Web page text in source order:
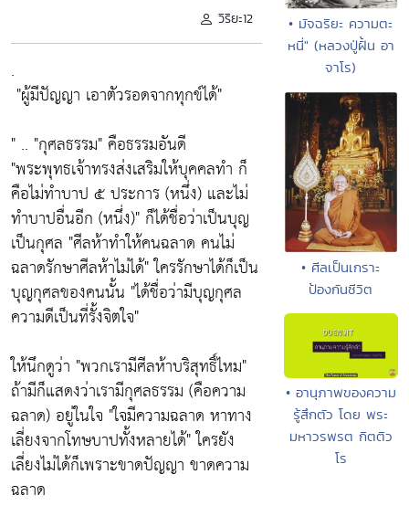
วิริยะ12
.
"ผู้มีปัญญา เอาตัวรอดจากทุกข์ได้"
" .. "กุศลธรรม"คือธรรมอันดี
"พระพุทธเจ้าทรงส่งเสริมให้บุคคลทำ ก็
คือไม่ทำบาป ๕ ประการ (หนึ่ง) และไม่
ทำบาปอื่นอีก (หนึ่ง)" ก็ได้ชื่อว่าเป็นบุญ
เป็นกุศล "ศีลห้าทำให้คนฉลาด คนไม่
ฉลาดรักษาศีลห้าไม่ได้"ใครรักษาได้ก็เป็น
บุญกุศลของคนนั้น "ได้ชื่อว่ามีบุญกุศล
ความดีเป็นที่รั้งจิตใจ"
ให้นึกดูว่า "พวกเรามีศีลห้าบริสุทธิ์ไหม"
ถ้ามีก็แสดงว่าเรามีกุศลธรรม (คือความ
ฉลาด) อยู่ในใจ "ใจมีความฉลาด หาทาง
เลี่ยงจากโทษบาปทั้งหลายได้"ใครยัง
เลี่ยงไม่ได้ก็เพราะขาดปัญญา ขาดความ
ฉลาด
• มัจฉริยะ ความตะ
หนี่" (หลวงปู่ฝั้น อา
จาโร)
• ศีลเป็นเกราะ
ป้องกันชีวิต
• อานุภาพของความ
รู้สึกตัว โดย พระ
มหาวรพรต กิตติว
โร